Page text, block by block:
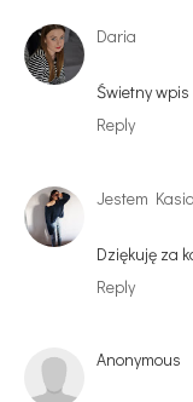
Daria
Świetny wpis
Reply
Jestem Kasia
Dziękuję za
Reply
Anonymous